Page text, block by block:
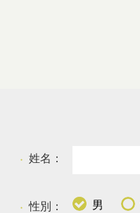
● 姓名：
● 性別： 男